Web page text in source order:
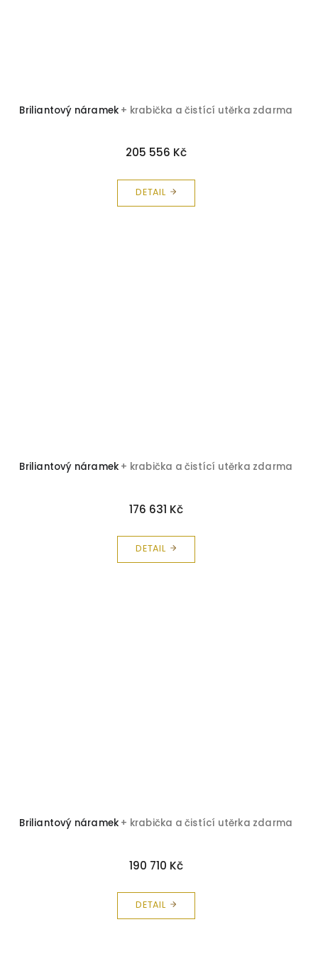
Briliantový náramek + krabička a čistící utěrka zdarma
205 556 Kč
DETAIL
Briliantový náramek + krabička a čistící utěrka zdarma
176 631 Kč
DETAIL
Briliantový náramek + krabička a čistící utěrka zdarma
190 710 Kč
DETAIL